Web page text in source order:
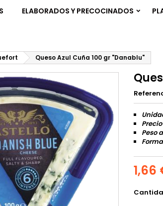
ELABORADOS Y PRECOCINADOS
Queso Azul Cuña 100 gr "Danablu"
Peso
1,66